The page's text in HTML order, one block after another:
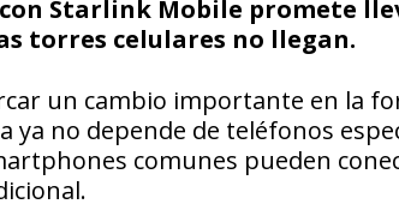
Starlink Mobile promete
torres celulares no llegan.
un cambio importante en la
ya no depende de teléfonos
comunes pueden